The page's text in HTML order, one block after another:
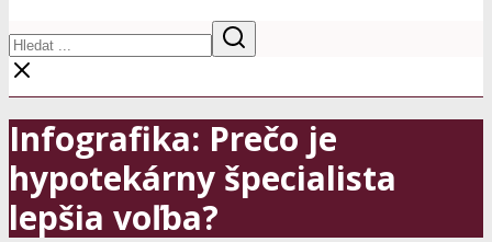
Infografika: Prečo je
hypotekárny špecialista
lepšia voľba?